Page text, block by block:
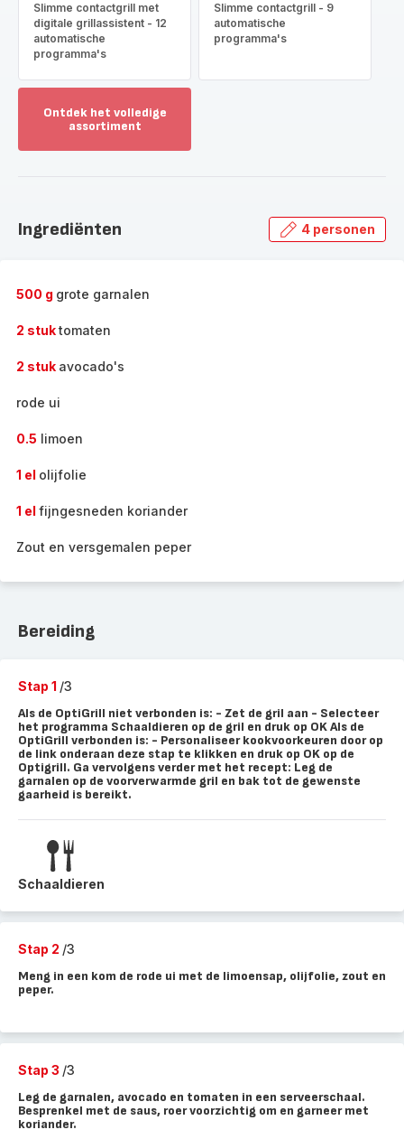
Slimme contactgrill met
digitale grillassistent - 12
automatische
programma's
Slimme contactgrill - 9
automatische
programma's
Ontdek het volledige
assortiment
volledige
Ingrediënten 4 personen
500 g grote garnalen
2 stuktomaten
2 stuk avocado's
rode ui
0.5 limoen
1 el olijfolie
1 el fijngesneden koriander
Zout en versgemalen peper
Bereiding
Stap 1 /3
Als de OptiGrill niet verbonden is: - Zet de gril aan - Selecteer
het programma Schaaldieren op de gril en druk op OK Als de
OptiGrill verbonden is: - Personaliseer kookvoorkeuren door op
de link onderaan deze stap te klikken en druk op OK op de
Optigrill. Ga vervolgens verder met het recept: Leg de
garnalen op de voorverwarmde gril en bak tot de gewenste
gaarheid is bereikt.
Schaaldieren
Stap 2 /3
Meng in een kom de rode ui met de limoensap, olijfolie, zout en
peper.
Stap 3 /3
Leg de garnalen, avocado en tomaten in een serveerschaal.
Besprenkel met de saus, roer voorzichtig om en garneer met
koriander.